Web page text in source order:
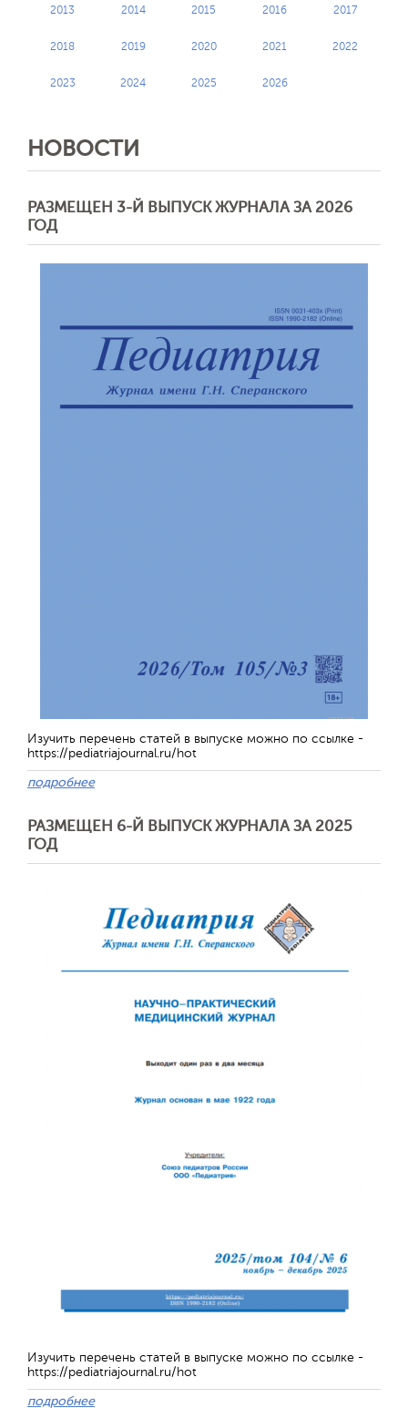
2013 2014 2015 2016 2017
2018 2019 2020 2021 2022
2023 2024 2025 2026
НОВОСТИ
РАЗМЕЩЕН 3-Й ВЫПУСК ЖУРНАЛА ЗА 2026
ГОД
Изучить перечень статей в выпуске можно по ссылке -
https://pediatriajournal.ru/hot
подробнее
РАЗМЕЩЕН 6-Й ВЫПУСК ЖУРНАЛА ЗА 2025
ГОД
Изучить перечень статей в выпуске можно по ссылке -
https://pediatriajournal.ru/hot
подробнее
Обратная